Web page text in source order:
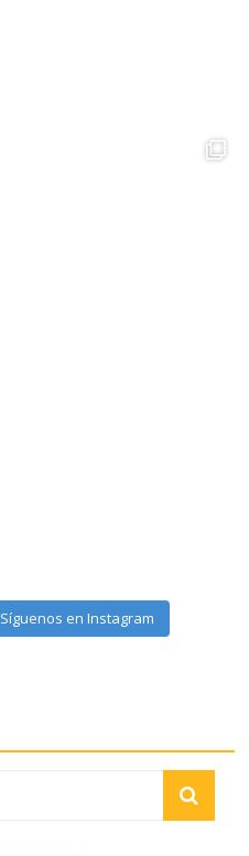
Síguenos en Instagram